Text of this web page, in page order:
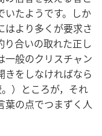
いたようです。しか
はより多くが要求さ
り合いの取れた正し
一般のクリスチャン
きをしなければなら
。）ところが，それ
葉の点でつまずく人